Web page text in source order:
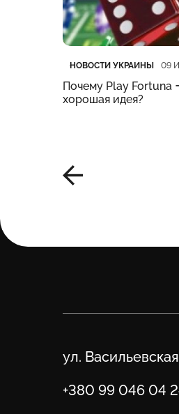
Категория
НОВОСТИ УКРАИНЫ
Дата публикации 09
Почему Play Fortuna
хорошая идея?
Адрес
ул.
Телефон
+380 99 046 04